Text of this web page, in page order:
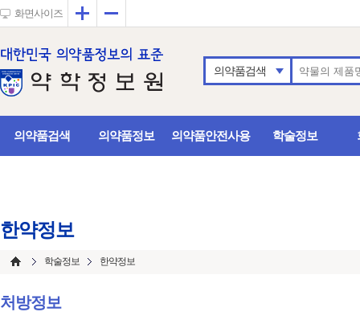
화면사이즈 확대
의약품검색
의약품검색 의약품정보 의약품안전사용 학술정보
한약정보
학술정보 한약정보
처방정보